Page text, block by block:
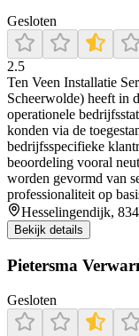
Gesloten
2.5
Ten Veen Installatie
Scheerwolde) heeft in
operationele
konden via de
bedrijfsspecifieke
beoordeling vooral
worden gevormd van
professionaliteit op
Hesselingendijk,
Bekijk details
Pietersma
Gesloten